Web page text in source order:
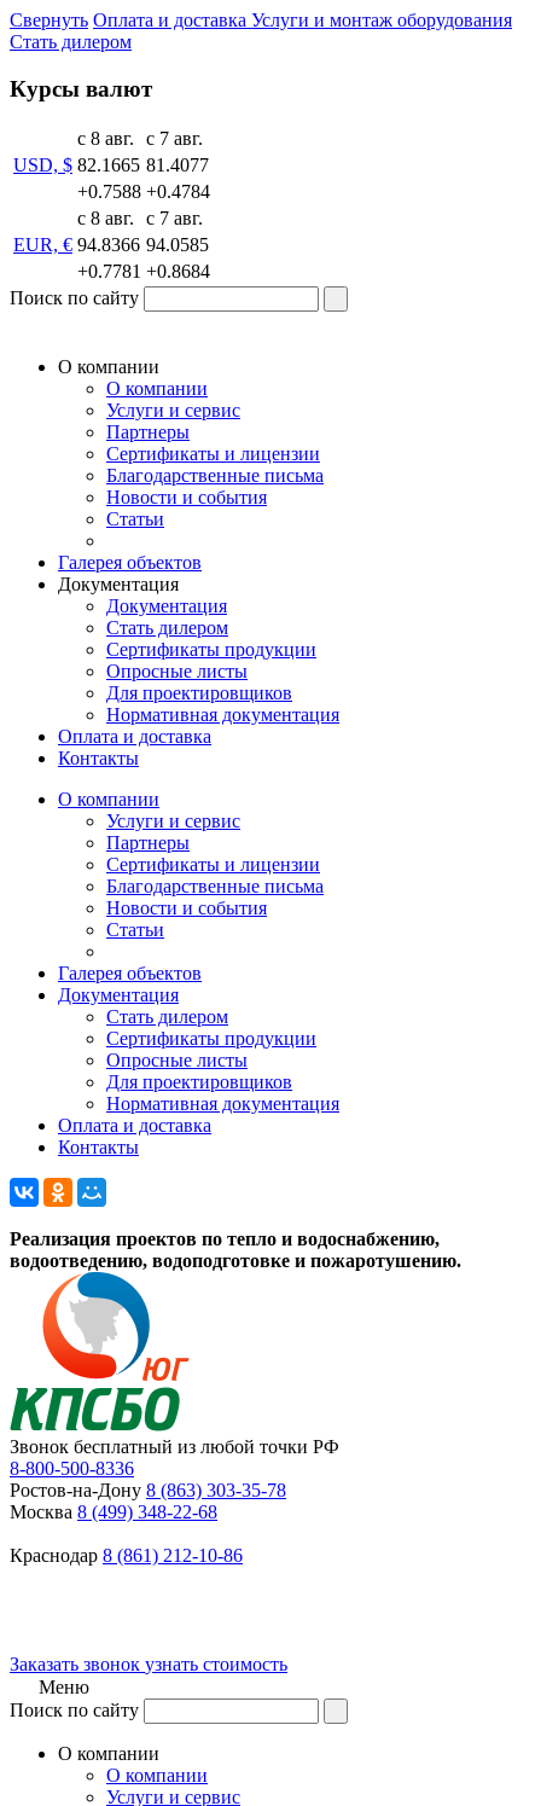
Свернуть Оплата и доставка Услуги и монтаж оборудования
Стать дилером
Курсы валют
USD, $
с 8 авг.
с 7 авг.
82.1665 81.4077
+0.7588 +0.4784
EUR, €
с 8 авг.
с 7 авг.
94.8366 94.0585
+0.7781 +0.8684
Поиск по сайту
О компании
О компании
Услуги и сервис
Партнеры
Сертификаты и лицензии
Благодарственные письма
Новости и события
Статьи
Галерея объектов
Документация
Документация
Стать дилером
Сертификаты продукции
Опросные листы
Для проектировщиков
Нормативная документация
Оплата и доставка
Контакты
О компании
Услуги и сервис
Партнеры
Сертификаты и лицензии
Благодарственные письма
Новости и события
Статьи
Галерея объектов
Документация
Стать дилером
Сертификаты продукции
Опросные листы
Для проектировщиков
Нормативная документация
Оплата и доставка
Контакты
Реализация проектов по тепло и водоснабжению,
водоотведению, водоподготовке и пожаротушению.
Звонок бесплатный из любой точки РФ
8-800-500-8336
Ростов-на-Дону 8 (863) 303-35-78
Москва 8 (499) 348-22-68
Краснодар 8 (861) 212-10-86
Заказать звонок узнать стоимость
Меню
Поиск по сайту
О компании
О компании
Услуги и сервис